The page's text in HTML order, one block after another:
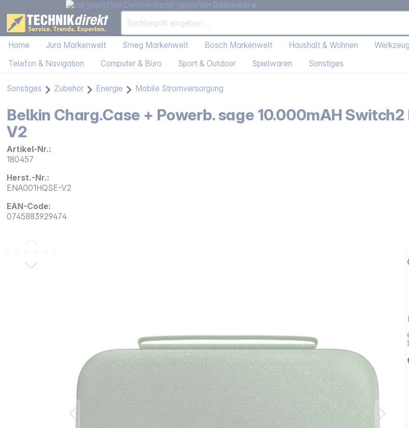
zur geprüften Demoware
Home Jura Markenwelt Smeg Markenwelt Bosch Markenwelt Haushalt & Wohnen
Telefon & Navigation
Computer & Büro Sport & Outdoor Spielwaren Sonstiges
Sonstiges Zubehör Energie Mobile Stromversorgung
Belkin Charg.Case + Powerb. sage 10.000mAH Switch2
V2
Artikel-Nr.:
180457
Herst.-Nr.:
ENA001HQSE-V2
EAN-Code:
0745883929474